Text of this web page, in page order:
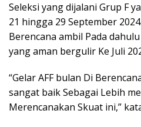
Seleksi yang dijalani Grup F
21 hingga 29 September
Berencana ambil Pada
yang aman bergulir Ke Juli
“Gelar AFF bulan Di
sangat baik Sebagai Lebih
Merencanakan Skuat ini,”